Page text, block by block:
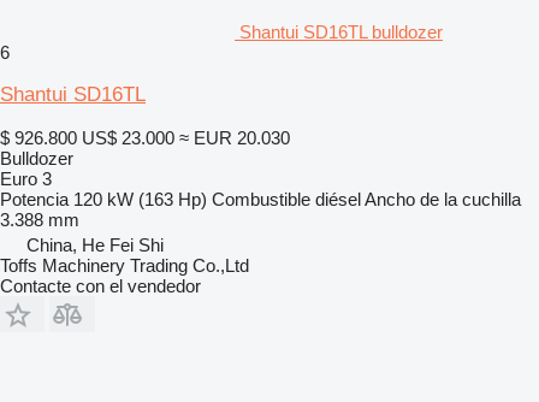
Shantui SD16TL bulldozer
6
Shantui SD16TL
$ 926.800 US$ 23.000 ≈ EUR 20.030
Bulldozer
Euro 3
Potencia 120 kW (163 Hp) Combustible diéselAncho de la cuchilla
3.388 mm
China, He Fei Shi
Toffs Machinery Trading Co.,Ltd
Contacte con el vendedor